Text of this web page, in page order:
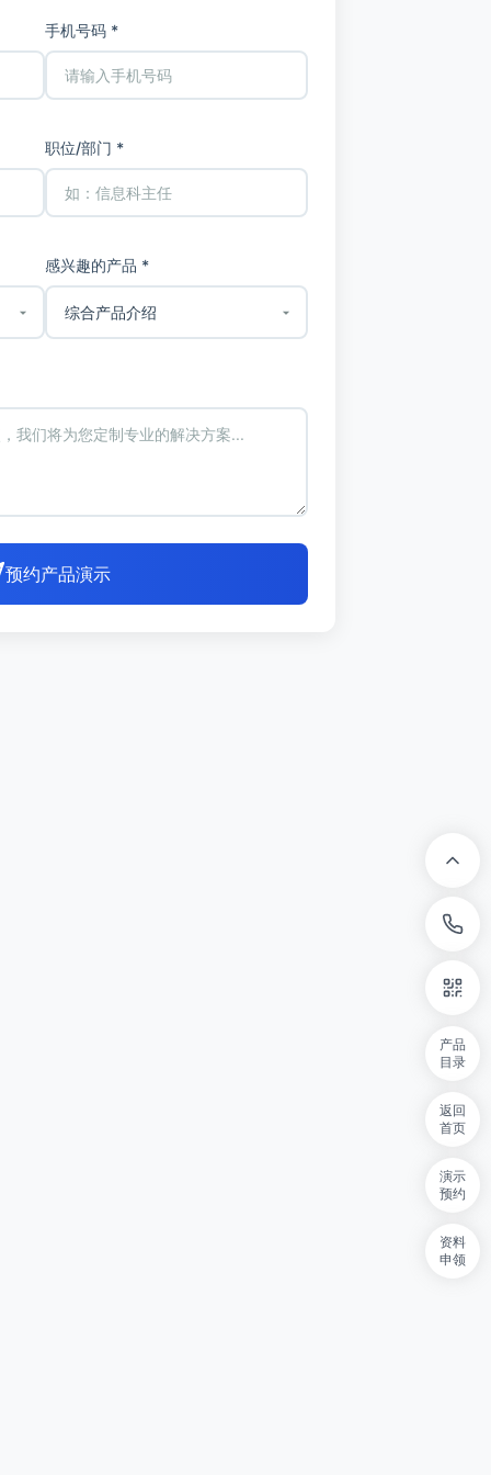
手机号码 *
职位/部门 *
感兴趣的产品 *
预约产品演示
产品
目录
返回
首页
演示
预约
资料
申领